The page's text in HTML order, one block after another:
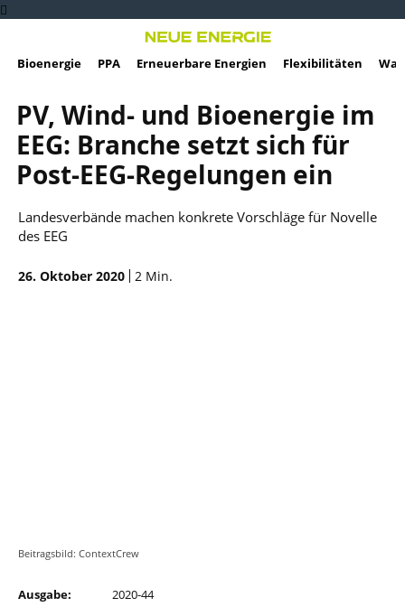
Bioenergie PPA Erneuerbare Energien Flexibilitäten
PV, Wind- und Bioenergie im
EEG: Branche setzt sich für
Post-EEG-Regelungen ein
Landesverbände machen konkrete Vorschläge für Novelle
des EEG
26. Oktober 2020 2 Min.
Beitragsbild: ContextCrew
Ausgabe:
2020-44